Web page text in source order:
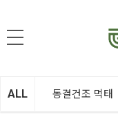
ALL 동결건조 먹태